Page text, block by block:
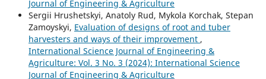
Journal of Engineering & Agriculture
Sergiі Hrushetskyі, Anatoly Rud, Mykola Korchak, Stepan
Zamoyskyi, Evaluation of designs of root and tuber
harvesters and ways of their improvement ,
International Science Journal of Engineering &
Agriculture: Vol. 3 No. 3 (2024): International Science
Journal of Engineering & Agriculture